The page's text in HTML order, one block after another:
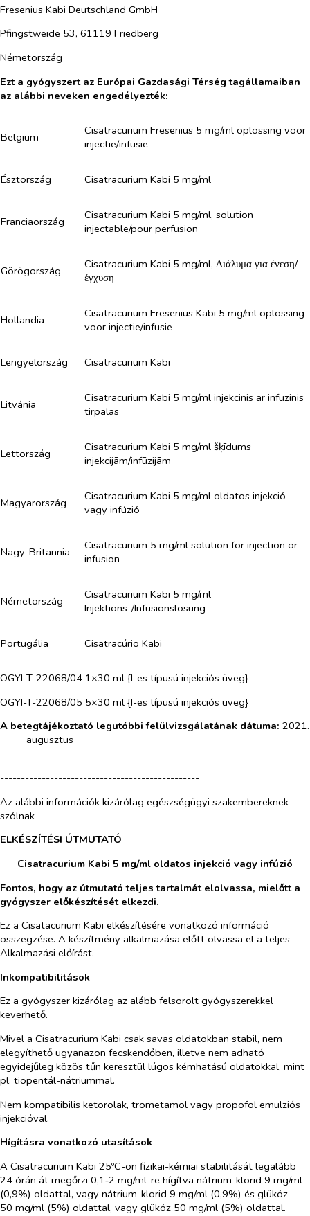
Fresenius Kabi Deutschland GmbH
Pfingstweide 53, 61119 Friedberg
Németország
Ezt a gyógyszert az Európai Gazdasági Térség tagállamaiban
az alábbi neveken engedélyezték:
Belgium
Cisatracurium Fresenius 5 mg/ml oplossing voor
injectie/infusie
Észtország Cisatracurium Kabi 5 mg/ml
Franciaország
Cisatracurium Kabi 5 mg/ml, solution
injectable/pour perfusion
Görögország
Cisatracurium Kabi 5 mg/ml, Διάλυμα για ένεση/
έγχυση
Hollandia
Cisatracurium Fresenius Kabi 5 mg/ml oplossing
voor injectie/infusie
Lengyelország Cisatracurium Kabi
Litvánia
Cisatracurium Kabi 5 mg/ml injekcinis ar infuzinis
tirpalas
Lettország
Cisatracurium Kabi 5 mg/ml šķīdums
injekcijām/infūzijām
Magyarország
Cisatracurium Kabi 5 mg/ml oldatos injekció
vagy infúzió
Nagy-Britannia
Cisatracurium 5 mg/ml solution for injection or
infusion
Németország
Cisatracurium Kabi 5 mg/ml
Injektions-/Infusionslösung
Portugália Cisatracúrio Kabi
OGYI-T-22068/04 1×30 ml {I-es típusú injekciós üveg}
OGYI-T-22068/05 5×30 ml {I-es típusú injekciós üveg}
A betegtájékoztató legutóbbi felülvizsgálatának dátuma: 2021.
augusztus
------------------------------------------------
Az alábbi információk kizárólag egészségügyi szakembereknek
szólnak
ELKÉSZÍTÉSI ÚTMUTATÓ
Cisatracurium Kabi 5 mg/ml oldatos injekció vagy infúzió
Fontos, hogy az útmutató teljes tartalmát elolvassa, mielőtt a
gyógyszer előkészítését elkezdi.
Ez a Cisatacurium Kabi elkészítésére vonatkozó információ
összegzése. A készítmény alkalmazása előtt olvassa el a teljes
Alkalmazási előírást.
Inkompatibilitások
Ez a gyógyszer kizárólag az alább felsorolt gyógyszerekkel
keverhető.
Mivel a Cisatracurium Kabi csak savas oldatokban stabil, nem
elegyíthető ugyanazon fecskendőben, illetve nem adható
egyidejűleg közös tűn keresztül lúgos kémhatású oldatokkal, mint
pl. tiopentál-nátriummal.
Nem kompatibilis ketorolak, trometamol vagy propofol emulziós
injekcióval.
Hígításra vonatkozó utasítások
A Cisatracurium Kabi 25ºC-on fizikai-kémiai stabilitását legalább
24 órán át megőrzi 0,1‑2 mg/ml-re hígítva nátrium-klorid 9 mg/ml
(0,9%) oldattal, vagy nátrium-klorid 9 mg/ml (0,9%) és glükóz
50 mg/ml (5%) oldattal, vagy glükóz 50 mg/ml (5%) oldattal.